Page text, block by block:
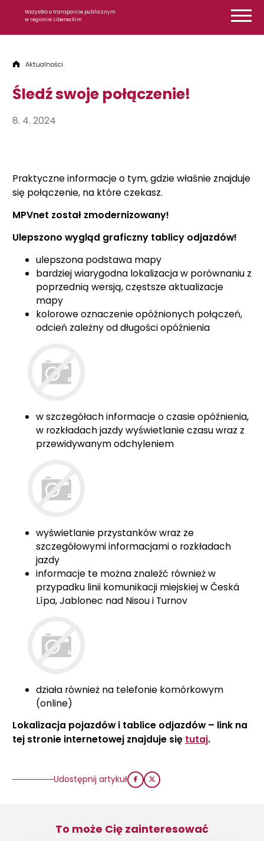
Wszystko o transporcie publicznym
w regionie Libereckim
Aktualności
Śledź swoje połączenie!
8. 4. 2024
Praktyczne informacje o tym, gdzie właśnie znajduje
się połączenie, na które czekasz.
MPVnet został zmodernizowany!
Ulepszono wygląd graficzny tablicy odjazdów!
ulepszona podstawa mapy
bardziej wiarygodna lokalizacja w porównaniu z
poprzednią wersją, częstsze aktualizacje
mapy
kolorowe oznaczenie opóźnionych połączeń,
odcień zależny od długości opóźnienia
w szczegółach informacje o czasie opóźnienia,
w rozkładach jazdy wyświetlanie czasu wraz z
przewidywanym odchyleniem
wyświetlanie przystanków wraz ze
szczegółowymi informacjami o rozkładach
jazdy
informacje te można znaleźć również w
przypadku linii komunikacji miejskiej w Česká
Lípa, Jablonec nad Nisou i Turnov
działa również na telefonie komórkowym
(online)
Lokalizacja pojazdów i tablice odjazdów – link na
tej stronie internetowej znajduje się tutaj.
Udostępnij artykuł
To może Cię zainteresować